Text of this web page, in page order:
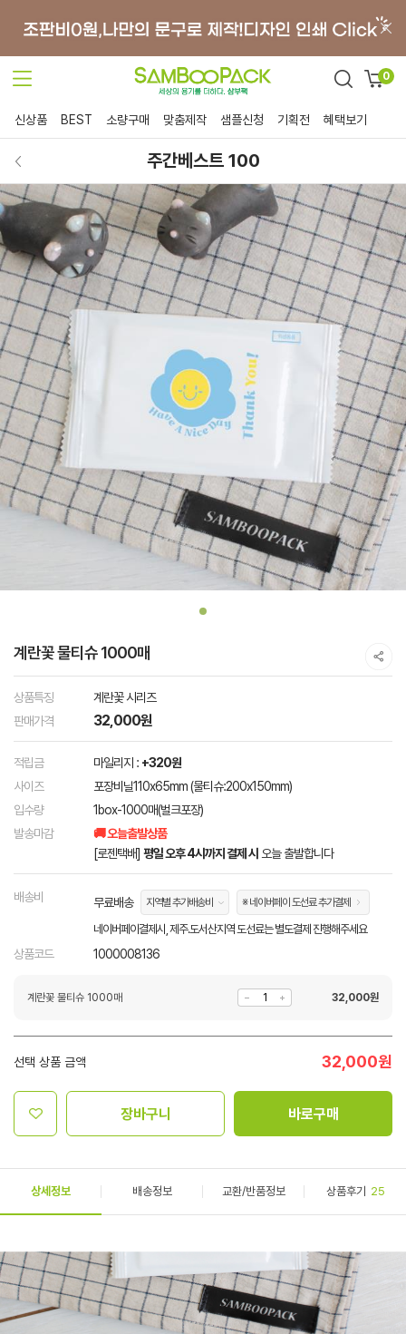
0
신상품 BEST 소량구매 맞춤제작 샘플신청 기획전 혜택보기
주간베스트 100
계란꽃 물티슈 1000매
상품특징
계란꽃 시리즈
판매가격
32,000원
적립금 마일리지 : +320원
사이즈
포장비닐110x65mm (물티슈:200x150mm)
입수량
1box-1000매(벌크포장)
발송마감
🚚 오늘출발상품
[로젠택배] 평일 오후 4시까지 결제 시 오늘 출발합니다
배송비 무료배송 지역별 추가배송비 ※ 네이버페이 도선료 추가결제
네이버페이결제시, 제주.도서산지역 도선료는 별도결제 진행해주세요
상품코드 1000008136
계란꽃 물티슈 1000매 32,000원
선택 상품 금액 32,000원
장바구니 바로구매
상세정보 배송정보 교환/반품정보 상품후기 25